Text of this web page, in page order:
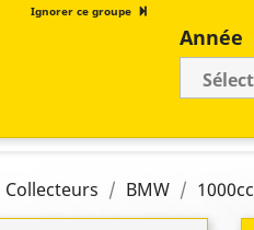
Ignorer ce groupe
Année
Collecteurs BMW 1000cc